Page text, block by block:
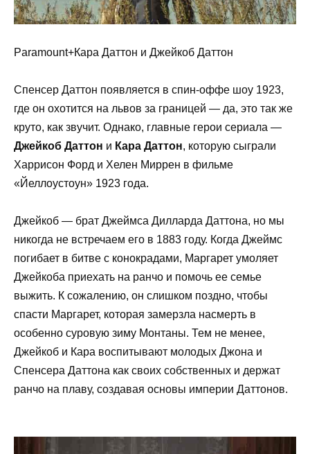
Paramount+Кара Даттон и Джейкоб Даттон
Спенсер Даттон появляется в спин-оффе шоу 1923,
где он охотится на львов за границей — да, это так же
круто, как звучит. Однако, главные герои сериала —
Джейкоб Даттон и Кара Даттон, которую сыграли
Харрисон Форд и Хелен Миррен в фильме
«Йеллоустоун» 1923 года.
Джейкоб — брат Джеймса Дилларда Даттона, но мы
никогда не встречаем его в 1883 году. Когда Джеймс
погибает в битве с конокрадами, Маргарет умоляет
Джейкоба приехать на ранчо и помочь ее семье
выжить. К сожалению, он слишком поздно, чтобы
спасти Маргарет, которая замерзла насмерть в
особенно суровую зиму Монтаны. Тем не менее,
Джейкоб и Кара воспитывают молодых Джона и
Спенсера Даттона как своих собственных и держат
ранчо на плаву, создавая основы империи Даттонов.